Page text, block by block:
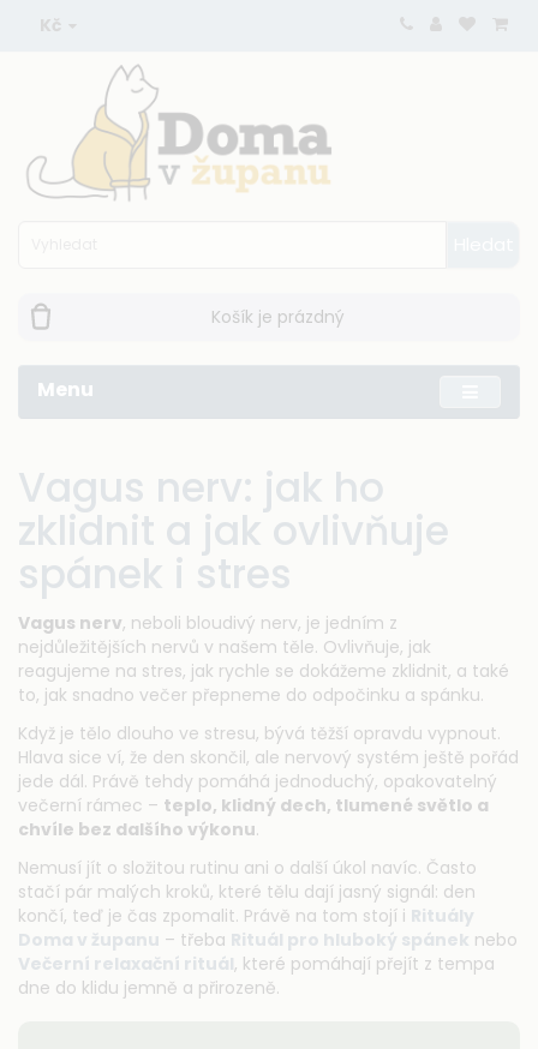
Kč
Košík je prázdný
Menu
Vagus nerv: jak ho
zklidnit a jak ovlivňuje
spánek i stres
Vagus nerv, neboli bloudivý nerv, je jedním z
nejdůležitějších nervů v našem těle. Ovlivňuje, jak
reagujeme na stres, jak rychle se dokážeme zklidnit, a také
to, jak snadno večer přepneme do odpočinku a spánku.
Když je tělo dlouho ve stresu, bývá těžší opravdu vypnout.
Hlava sice ví, že den skončil, ale nervový systém ještě pořád
jede dál. Právě tehdy pomáhá jednoduchý, opakovatelný
večerní rámec – teplo, klidný dech, tlumené světlo a
chvíle bez dalšího výkonu.
Nemusí jít o složitou rutinu ani o další úkol navíc. Často
stačí pár malých kroků, které tělu dají jasný signál: den
končí, teď je čas zpomalit. Právě na tom stojí i Rituály
Doma v županu – třeba Rituál pro hluboký spánek nebo
Večerní relaxační rituál, které pomáhají přejít z tempa
dne do klidu jemně a přirozeně.